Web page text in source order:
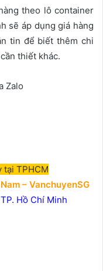
theo lô container
sẽ áp dụng giá hàng
tin để biết thêm chi
thiết khác.
Zalo
TPHCM
– VanchuyenSG
Hồ Chí Minh